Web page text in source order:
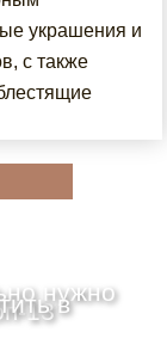
украшения и
с также
13
нужно
в